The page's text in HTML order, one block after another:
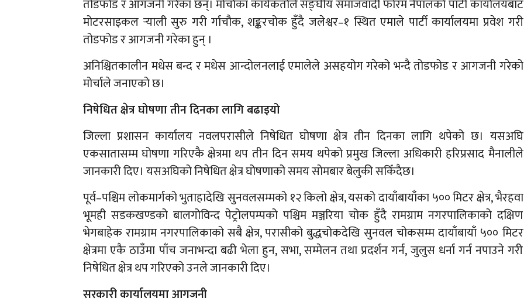
तोडफोड र आगजनी गरेका छन्। मोर्चाका कार्यकर्ताले सङ्घीय समाजवादी फोरम नेपालको पार्टी कार्यालयबाट
मोटरसाइकल र्‍याली सुरु गरी र्गाचौक, शङ्करचोक हुँदै जलेश्वर–१ स्थित एमाले पार्टी कार्यालयमा प्रवेश गरी
तोडफोड र आगजनी गरेका हुन् ।
अनिश्चितकालीन मधेस बन्द र मधेस आन्दोलनलाई एमालेले असहयोग गरेको भन्दै तोडफोड र आगजनी गरेको
मोर्चाले जनाएको छ।
निषेधित क्षेत्र घोषणा तीन दिनका लागि बढाइयो
जिल्ला प्रशासन कार्यालय नवलपरासीले निषेधित घोषणा क्षेत्र तीन दिनका लागि थपेको छ। यसअघि
एकसातासम्म घोषणा गरिएकै क्षेत्रमा थप तीन दिन समय थपेको प्रमुख जिल्ला अधिकारी हरिप्रसाद मैनालीले
जानकारी दिए। यसअघिको निषेधित क्षेत्र घोषणाको समय सोमबार बेलुकी सकिँदैछ।
पूर्व–पश्चिम लोकमार्गको भुताहादेखि सुनवलसम्मको १२ किलो क्षेत्र, यसको दायाँबायाँका ५०० मिटर क्षेत्र, भैरहवा
भूमही सडकखण्डको बालगोविन्द पेट्रोलपम्पको पश्चिम मञ्जरिया चोक हुँदै रामग्राम नगरपालिकाको दक्षिण
भेगबाहेक रामग्राम नगरपालिकाको सबै क्षेत्र, परासीको बुद्धचोकदेखि सुनवल चोकसम्म दायाँबायाँ ५०० मिटर
क्षेत्रमा एकै ठाउँमा पाँच जनाभन्दा बढी भेला हुन, सभा, सम्मेलन तथा प्रदर्शन गर्न, जुलुस धर्ना गर्न नपाउने गरी
निषेधित क्षेत्र थप गरिएको उनले जानकारी दिए।
सरकारी कार्यालयमा आगजनी